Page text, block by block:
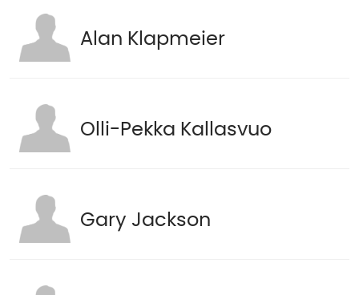
Alan Klapmeier
Olli-Pekka Kallasvuo
Gary Jackson